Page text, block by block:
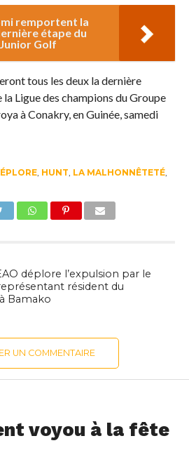
remportent la
étape du
Golf
tous les deux la dernière
Ligue des champions du Groupe
à Conakry, en Guinée, samedi
, HUNT LA MALHONNÊTETÉ,
déplore l’expulsion par le
résident du
Bamako
UN COMMENTAIRE
voyou à la fête